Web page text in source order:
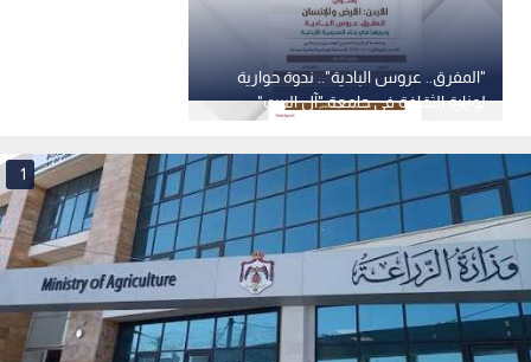
"المفرق.. عروس البادية".. ندوة حوارية
لوزارة الثقافة في جامعة "آل البيت"
1